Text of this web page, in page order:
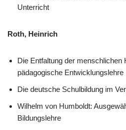
Unterricht
Roth, Heinrich
Die Entfaltung der menschlichen
pädagogische Entwicklungslehre
Die deutsche Schulbildung im
Wilhelm von Humboldt:
Bildungslehre